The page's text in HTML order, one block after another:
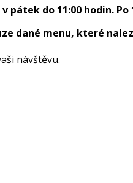
pátek do 11:00 hodin.
dané menu, které
návštěvu.